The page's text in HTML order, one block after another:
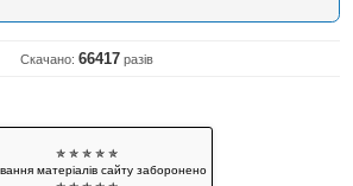
Скачано: 66417 разів
✯ ✯ ✯ ✯ ✯
матеріалів сайту заборонено